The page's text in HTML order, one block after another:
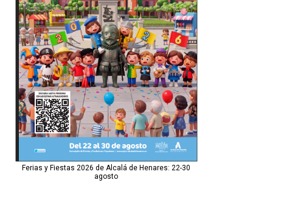
Ferias y Fiestas 2026 de Alcalá de Henares: 22-30
agosto